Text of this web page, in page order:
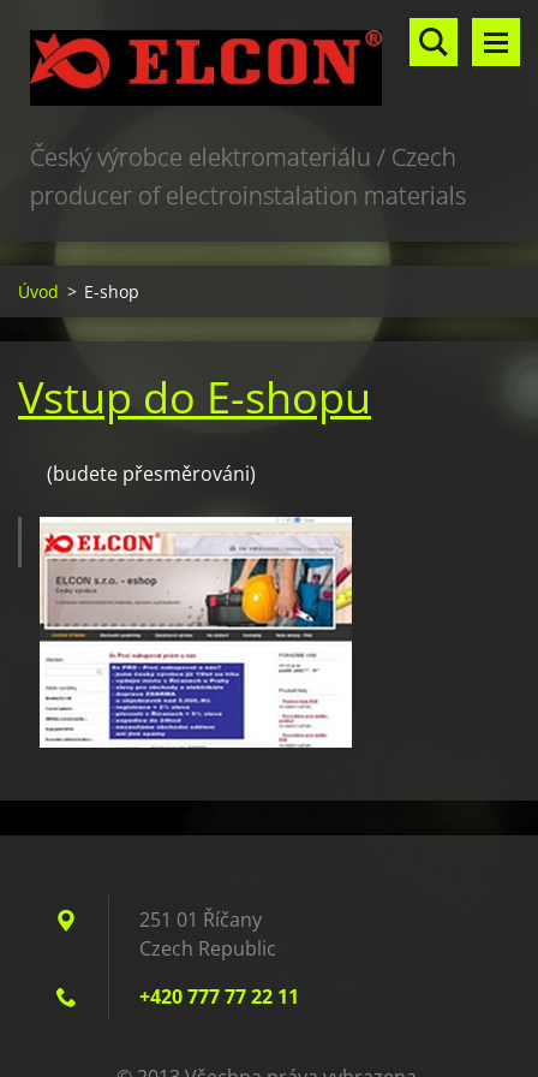
Český výrobce elektromateriálu / Czech
producer of electroinstalation materials
Úvod > E-shop
Vstup do E-shopu
(budete přesměrováni)
251 01 Říčany
Czech Republic
+420 777 77 22 11